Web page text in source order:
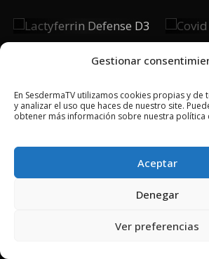
Gestionar
En SesdermaTV utilizamos cookies propias y
y analizar el uso que haces de nuestro site.
obtener más información sobre nuestra política
Aceptar
Denegar
Ver preferencias
Lactyferrin
Defense D3
CONTACTO
AVISO
POLÍTICA DE PRIVACIDAD